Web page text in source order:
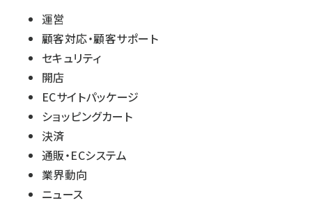
運営
顧客対応・顧客サポート
セキュリティ
開店
ECサイトパッケージ
ショッピングカート
決済
通販・ECシステム
業界動向
ニュース